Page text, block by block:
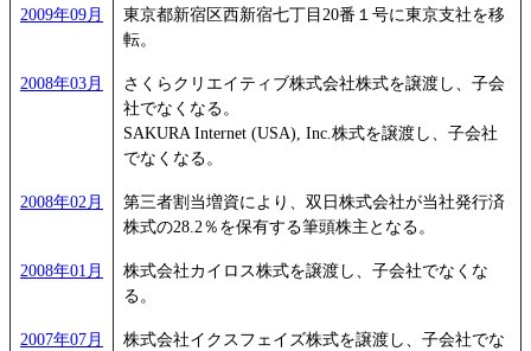
2009年09月
東京都新宿区西新宿七丁目20番１号に東京支社を移
転。
2008年03月
さくらクリエイティブ株式会社株式を譲渡し、子会
社でなくなる。
SAKURA Internet (USA), Inc.株式を譲渡し、子会社
でなくなる。
2008年02月
第三者割当増資により、双日株式会社が当社発行済
株式の28.2％を保有する筆頭株主となる。
2008年01月
株式会社カイロス株式を譲渡し、子会社でなくな
る。
2007年07月
株式会社イクスフェイズ株式を譲渡し、子会社でな